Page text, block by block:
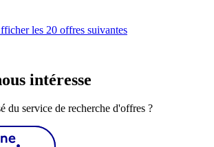
les 20 offres suivantes
intéresse
du service de recherche d'offres ?